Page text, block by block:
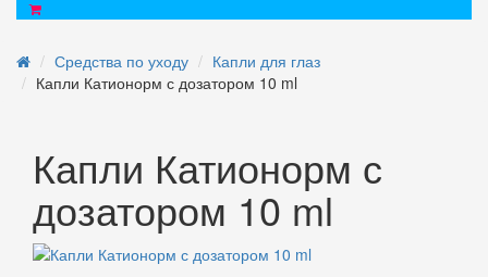
Средства по уходу
Капли для глаз
Капли Катионорм с дозатором 10 ml
Капли Катионорм с
дозатором 10 ml